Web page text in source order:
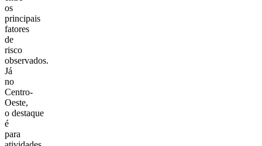
os
principais
fatores
de
risco
observados.
Já
no
Centro-
Oeste,
o destaque
é
para